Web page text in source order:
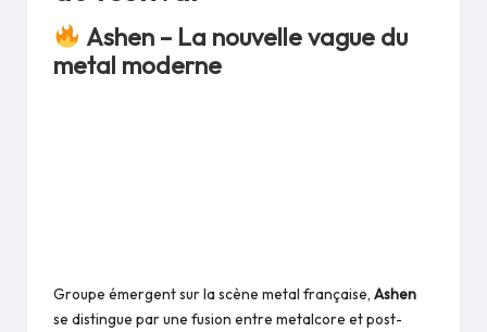
Ashen – La nouvelle vague du
metal moderne
Groupe émergent sur la scène metal française, Ashen
se distingue par une fusion entre metalcore et post-